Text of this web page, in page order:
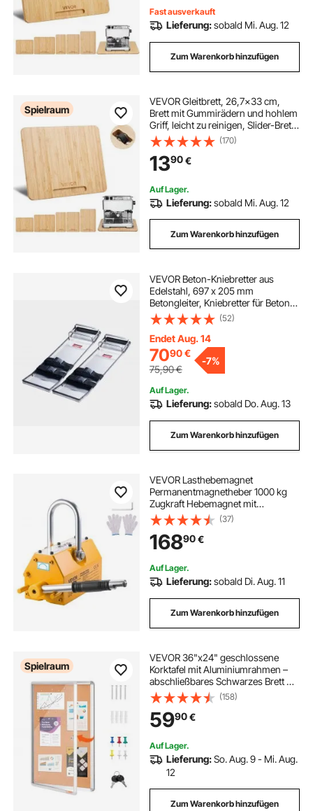
Fast ausverkauft
Lieferung:sobald Mi. Aug. 12
Zum Warenkorb hinzufügen
Spielraum
VEVOR Gleitbrett, 26,7x33 cm,
Brett mit Gummirädern und hohlem
Griff, leicht zu reinigen, Slider-Brett,
Geräte-Rollbrett, leicht bewegliche
Unterlage für Kaffeemaschine,
Küchenmaschine
(170)
1390€
Auf Lager.
Lieferung:sobald Mi. Aug. 12
Zum Warenkorb hinzufügen
VEVOR Beton-Kniebretter aus
Edelstahl, 697 x 205 mm
Betongleiter, Kniebretter für Beton,
Beton-Knieschoner, Paar
bewegliche Gleiter, mit Brettgurten
für Zement- und Betonveredelung
(52)
Endet Aug. 14
7090€
75,90€
-7%
Auf Lager.
Lieferung:sobald Do. Aug. 13
Zum Warenkorb hinzufügen
VEVOR Lasthebemagnet
Permanentmagnetheber 1000 kg
Zugkraft Hebemagnet mit
Entriegelungsgriff & Stahlhaken,
verwendet in Werkstattkränen und
Hebezeugen, zum Heben von
Stahlplatten, Brettern
(37)
16890€
Auf Lager.
Lieferung:sobald Di. Aug. 11
Zum Warenkorb hinzufügen
Spielraum
VEVOR 36"x24" geschlossene
Korktafel mit Aluminiumrahmen –
abschließbares Schwarzes Brett mit
Acryltür und 2 Schlüsseln –
wetterfeste Wandvitrine für Schule,
Zuhause, Büro
(158)
5990€
Auf Lager.
Lieferung:So. Aug. 9 - Mi. Aug.
12
Zum Warenkorb hinzufügen